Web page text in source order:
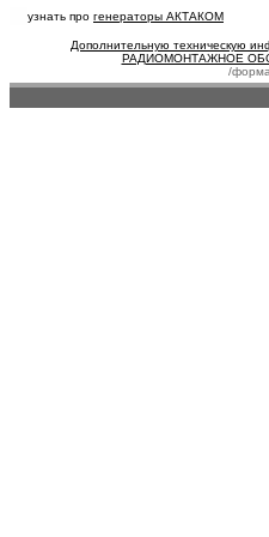
узнать про генераторы АКТАКОМ
Дополнительную техническую
РАДИОМОНТАЖНОЕ
/